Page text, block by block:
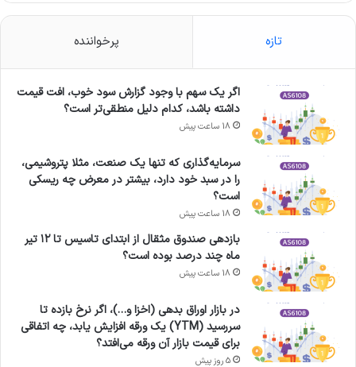
تازه پرخواننده
اگر یک سهم با وجود گزارش سود خوب، افت قیمت
داشته باشد، کدام دلیل منطقی‌تر است؟
18 ساعت پیش
سرمایه‌گذاری که تنها یک صنعت، مثلا پتروشیمی،
را در سبد خود دارد، بیشتر در معرض چه ریسکی
است؟
18 ساعت پیش
بازدهی صندوق مثقال از ابتدای تاسیس تا ۱۲ تیر
ماه چند درصد بوده است؟
18 ساعت پیش
در بازار اوراق بدهی (اخزا و…)، اگر نرخ بازده تا
سررسید (YTM) یک ورقه افزایش یابد، چه اتفاقی
برای قیمت بازار آن ورقه می‌افتد؟
5 روز پیش